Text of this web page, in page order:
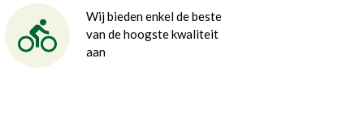
Wij bieden enkel de beste
van de hoogste kwaliteit
aan